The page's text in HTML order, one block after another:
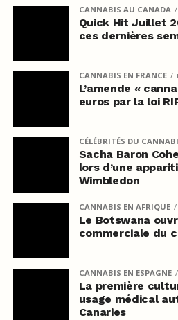
CANNABIS AU CANADA
Quick Hit Juillet
ces dernières
CANNABIS EN FRANCE
L’amende «
euros par la loi
CÉLÉBRITÉS DU
Sacha Baron
lors d’une
Wimbledon
CANNABIS EN AFRIQUE
Le Botswana
commerciale du
CANNABIS EN ESPAGNE
La première
usage médical
Canaries